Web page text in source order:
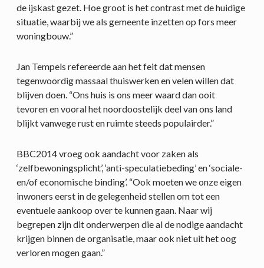
de ijskast gezet. Hoe groot is het contrast met de huidige
situatie, waarbij we als gemeente inzetten op fors meer
woningbouw.”
Jan Tempels refereerde aan het feit dat mensen
tegenwoordig massaal thuiswerken en velen willen dat
blijven doen. “Ons huis is ons meer waard dan ooit
tevoren en vooral het noordoostelijk deel van ons land
blijkt vanwege rust en ruimte steeds populairder.”
BBC2014 vroeg ook aandacht voor zaken als
‘zelfbewoningsplicht’, ‘anti-speculatiebeding’ en ‘sociale-
en/of economische binding’. “Ook moeten we onze eigen
inwoners eerst in de gelegenheid stellen om tot een
eventuele aankoop over te kunnen gaan. Naar wij
begrepen zijn dit onderwerpen die al de nodige aandacht
krijgen binnen de organisatie, maar ook niet uit het oog
verloren mogen gaan.”